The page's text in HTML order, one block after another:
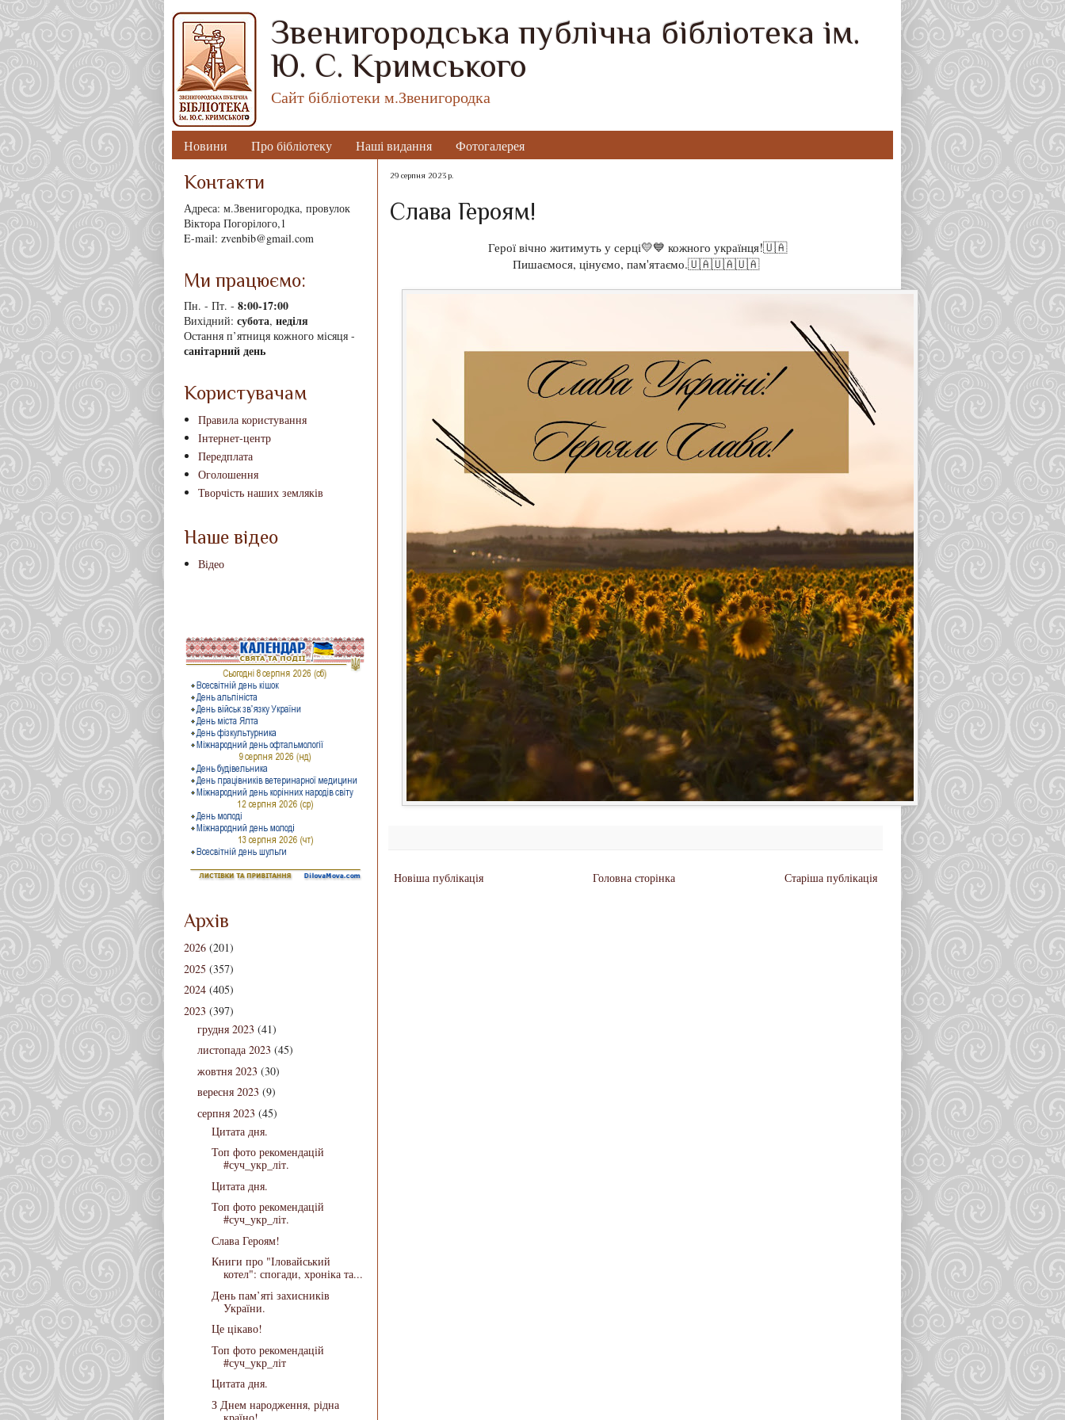
Звенигородська публічна бібліотека ім.
Ю. С. Кримського
Сайт бібліотеки м.Звенигородка
Новини Про бібліотеку Наші видання Фотогалерея
29 серпня 2023 р.
Слава Героям!
Герої вічно житимуть у серці💛💙 кожного українця!🇺🇦
Пишаємося, цінуємо, пам'ятаємо.🇺🇦🇺🇦🇺🇦
Новіша публікація Старіша публікація
Головна сторінка
Контакти
Адреса: м.Звенигородка, провулок
Віктора Погорілого,1
E-mail: zvenbib@gmail.com
Ми працюємо:
Пн. - Пт. - 8:00-17:00
Вихідний: субота, неділя
Остання п’ятниця кожного місяця -
санітарний день
Користувачам
Правила користування
Інтернет-центр
Передплата
Оголошення
Творчість наших земляків
Наше відео
Відео
Архів
2026 (201)
2025 (357)
2024 (405)
2023 (397)
грудня 2023 (41)
листопада 2023 (45)
жовтня 2023 (30)
вересня 2023 (9)
серпня 2023 (45)
Цитата дня.
Топ фото рекомендацій
#суч_укр_літ.
Цитата дня.
Топ фото рекомендацій
#суч_укр_літ.
Слава Героям!
Книги про "Іловайський
котел": спогади, хроніка та...
День пам’яті захисників
України.
Це цікаво!
Топ фото рекомендацій
#суч_укр_літ
Цитата дня.
З Днем народження, рідна